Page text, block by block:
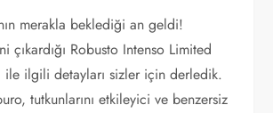
merakla beklediği an geldi!
çıkardığı Robusto Intenso Limited
ile ilgili detayları sizler için derledik.
tutkunlarını etkileyici ve benzersiz